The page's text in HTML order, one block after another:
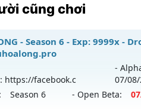
cũng chơi
- Season 6 - Exp: 9999x -
https://facebook.c
-
07/08/
Season 6 - Open Beta: